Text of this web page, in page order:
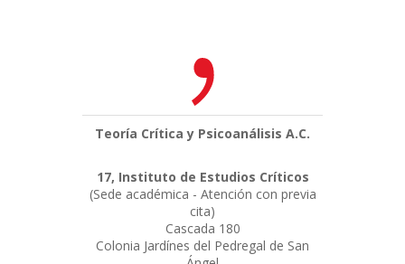
Teoría Crítica y Psicoanálisis A.C.
17, Instituto de Estudios Críticos
(Sede académica - Atención con previa
cita)
Cascada 180
Colonia Jardínes del Pedregal de San